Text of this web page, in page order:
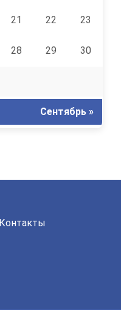
21 22 23
28 29 30
Сентябрь »
Контакты